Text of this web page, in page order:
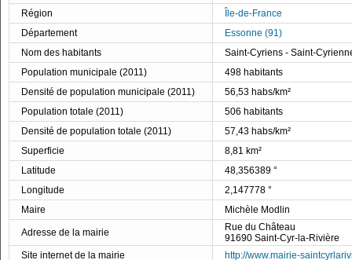
Région
Île-de-France
Département
Essonne (91)
Nom des habitants
Saint-Cyriens - Saint-
Population municipale (2011)
498 habitants
Densité de population municipale (2011)
56,53 habs/km²
Population totale (2011)
506 habitants
Densité de population totale (2011)
57,43 habs/km²
Superficie
8,81 km²
Latitude
48,356389 °
Longitude
2,147778 °
Maire
Michèle Modlin
Adresse de la mairie
Rue du Château
91690 Saint-Cyr-la-Rivière
Site internet de la mairie
http://www.mairie-